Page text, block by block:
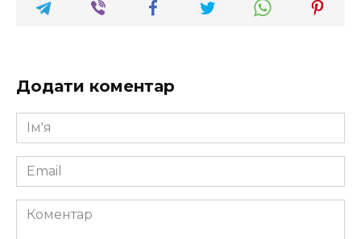
Додати коментар
Ім'я
*
Email
*
Коментар